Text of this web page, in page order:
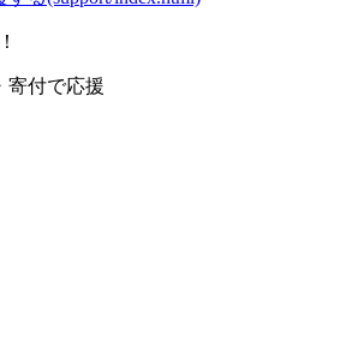
寄付で応援